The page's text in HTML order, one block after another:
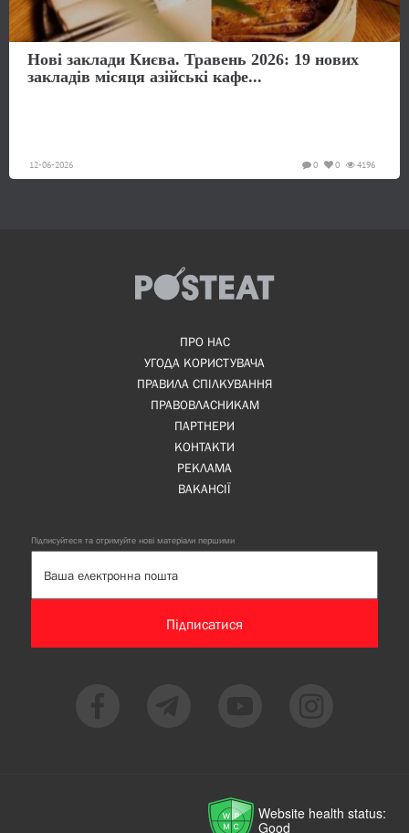
Нові заклади Києва. Травень 2026: 19 нових
закладів місяця азійські кафе...
12-06-2026 4196
0
0
ПРО НАС
УГОДА КОРИСТУВАЧА
ПРАВИЛА СПІЛКУВАННЯ
ПРАВОВЛАСНИКАМ
ПАРТНЕРИ
КОНТАКТИ
РЕКЛАМА
ВАКАНСІЇ
Підписуйтеся та отримуйте нові матеріали першими
Підписатися
Website health status:
Good